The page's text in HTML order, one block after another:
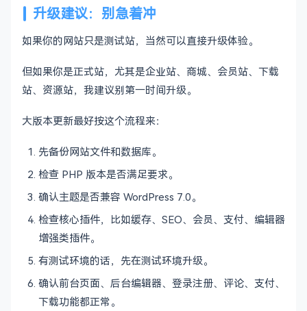
升级建议：别急着冲
如果你的网站只是测试站，当然可以直接升级体验。
但如果你是正式站，尤其是企业站、商城、会员站、下载
站、资源站，我建议别第一时间升级。
大版本更新最好按这个流程来：
先备份网站文件和数据库。
检查 PHP 版本是否满足要求。
确认主题是否兼容 WordPress 7.0。
检查核心插件，比如缓存、SEO、会员、支付、编辑器
增强类插件。
有测试环境的话，先在测试环境升级。
确认前台页面、后台编辑器、登录注册、评论、支付、
下载功能都正常。